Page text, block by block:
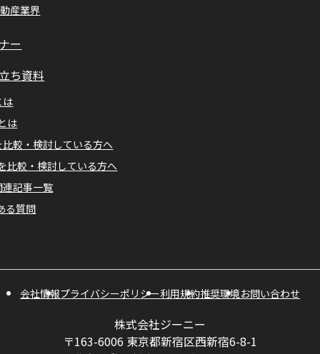
産業界
ー
ち資料
は
は
比較・検討している方へ
比較・検討している方へ
連記事一覧
る質問
会社情報プライバシーポリシー利用規約推奨環境お問い合わせ
株式会社ジーニー
〒163-6006 東京都新宿区西新宿6-8-1